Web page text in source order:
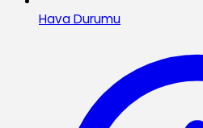
Hava Durumu